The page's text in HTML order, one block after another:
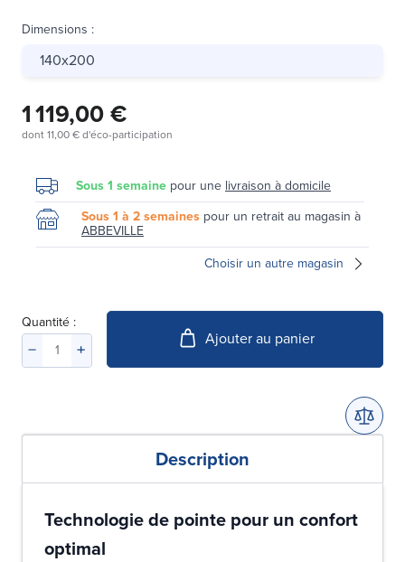
Dimensions :
140x200
1 119,00 €
dont11,00 €d'éco-participation
Sous 1 semaine pour une livraison à domicile
Sous 1 à 2 semaines pour un retrait au magasin à
ABBEVILLE
Choisir un autre magasin
Quantité :
Ajouter au panier
Description
Technologie de pointe pour un confort
optimal